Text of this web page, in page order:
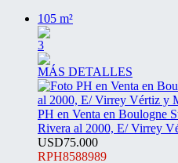
105 m²
3
MÁS DETALLES
PH en Venta en Boulogne
Rivera al 2000, E/ Virrey
USD75.000
RPH8588989